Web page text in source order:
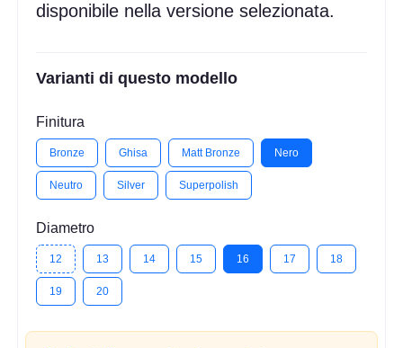
disponibile nella versione selezionata.
Varianti di questo modello
Finitura
Bronze Ghisa Matt Bronze Nero
Neutro Silver Superpolish
Diametro
12 13 14 15 16 17 18
19 20